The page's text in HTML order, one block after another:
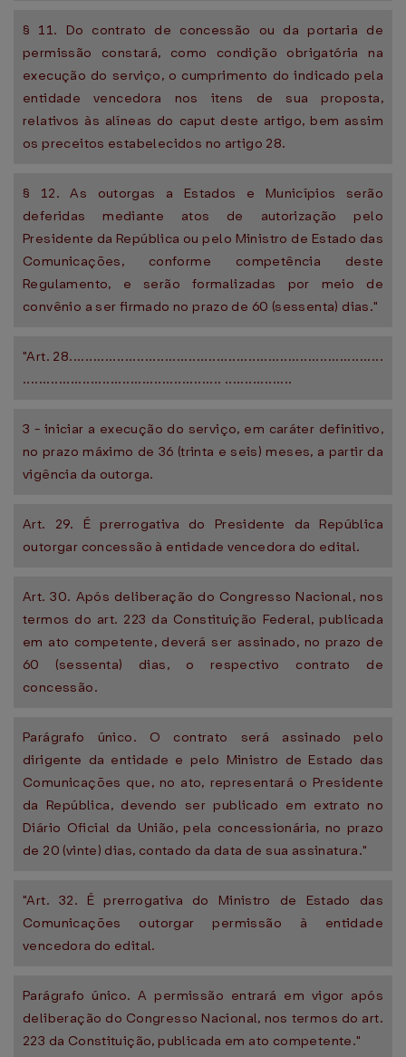
§ 11. Do contrato de concessão ou da portaria de
permissão constará, como condição obrigatória na
execução do serviço, o cumprimento do indicado pela
entidade vencedora nos itens de sua proposta,
relativos às alíneas do caput deste artigo, bem assim
os preceitos estabelecidos no artigo 28.
§ 12. As outorgas a Estados e Municípios serão
deferidas mediante atos de autorização pelo
Presidente da República ou pelo Ministro de Estado das
Comunicações, conforme competência deste
Regulamento, e serão formalizadas por meio de
convênio a ser firmado no prazo de 60 (sessenta) dias."
"Art. 28...............................................................................
.................................................. .................
3 - iniciar a execução do serviço, em caráter definitivo,
no prazo máximo de 36 (trinta e seis) meses, a partir da
vigência da outorga.
Art. 29. É prerrogativa do Presidente da República
outorgar concessão à entidade vencedora do edital.
Art. 30. Após deliberação do Congresso Nacional, nos
termos do art. 223 da Constituição Federal, publicada
em ato competente, deverá ser assinado, no prazo de
60 (sessenta) dias, o respectivo contrato de
concessão.
Parágrafo único. O contrato será assinado pelo
dirigente da entidade e pelo Ministro de Estado das
Comunicações que, no ato, representará o Presidente
da República, devendo ser publicado em extrato no
Diário Oficial da União, pela concessionária, no prazo
de 20 (vinte) dias, contado da data de sua assinatura."
"Art. 32. É prerrogativa do Ministro de Estado das
Comunicações outorgar permissão à entidade
vencedora do edital.
Parágrafo único. A permissão entrará em vigor após
deliberação do Congresso Nacional, nos termos do art.
223 da Constituição, publicada em ato competente."